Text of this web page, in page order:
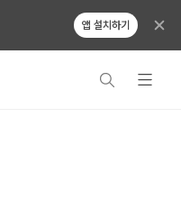
앱 설치하기